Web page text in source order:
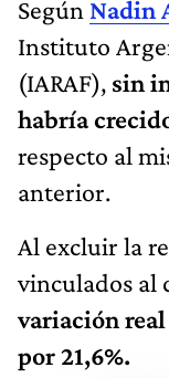
Según Nadin
Instituto
(IARAF), sin
habría
respecto al
anterior.
Al excluir la
vinculados al
variación
por 21,6%.